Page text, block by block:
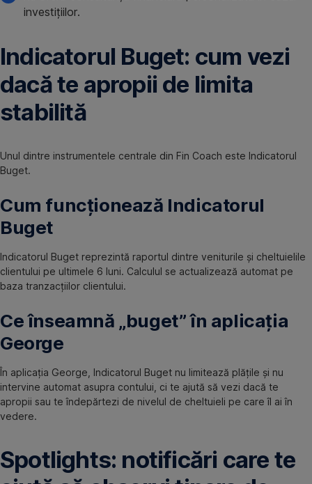
investițiilor.
Indicatorul Buget: cum vezi
dacă te apropii de limita
stabilită
Unul dintre instrumentele centrale din Fin Coach este Indicatorul
Buget.
Cum funcționează Indicatorul
Buget
Indicatorul Buget reprezintă raportul dintre veniturile și cheltuielile
clientului pe ultimele 6 luni. Calculul se actualizează automat pe
baza tranzacțiilor clientului.
Ce înseamnă „buget” în aplicația
George
În aplicația George, Indicatorul Buget nu limitează plățile și nu
intervine automat asupra contului, ci te ajută să vezi dacă te
apropii sau te îndepărtezi de nivelul de cheltuieli pe care îl ai în
vedere.
Spotlights: notificări care te